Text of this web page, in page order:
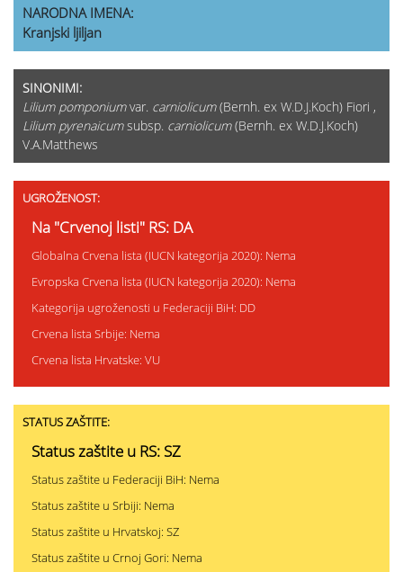
NARODNA IMENA:
Kranjski ljiljan
SINONIMI:
Lilium pomponiumvar. carniolicum(Bernh. ex W.D.J.Koch) Fiori ,
Lilium pyrenaicumsubsp. carniolicum(Bernh. ex W.D.J.Koch)
V.A.Matthews
UGROŽENOST:
Na "Crvenoj listi" RS: DA
Globalna Crvena lista (IUCN kategorija 2020): Nema
Evropska Crvena lista (IUCN kategorija 2020): Nema
Kategorija ugroženosti u Federaciji BiH: DD
Crvena lista Srbije: Nema
Crvena lista Hrvatske: VU
STATUS ZAŠTITE:
Status zaštite u RS: SZ
Status zaštite u Federaciji BiH: Nema
Status zaštite u Srbiji: Nema
Status zaštite u Hrvatskoj: SZ
Status zaštite u Crnoj Gori: Nema